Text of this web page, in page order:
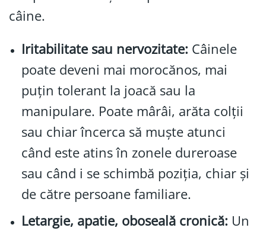
câine.
Iritabilitate sau nervozitate: Câinele
poate deveni mai morocănos, mai
puțin tolerant la joacă sau la
manipulare. Poate mârâi, arăta colții
sau chiar încerca să muște atunci
când este atins în zonele dureroase
sau când i se schimbă poziția, chiar și
de către persoane familiare.
Letargie, apatie, oboseală cronică: Un